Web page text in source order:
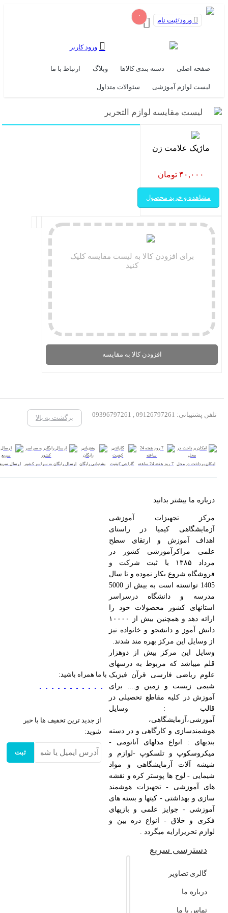
۰
ورود/ثبت نام
ورود کاربر
صفحه اصلی دسته بندی کالاها وبلاگ ارتباط با ما
لیست لوازم آموزشی سئوالات متداول
لیست مقایسه لوازم التحریر
ماژیک علامت زن
۴۰,۰۰۰ تومان
مشاهده و خرید محصول
برای افزودن کالا به لیست مقایسه کلیک
کنید
افزودن کالا به مقایسه
تلفن پشتیبانی: 09126797261 , 09396797261 برگشت به بالا
امکان پرداخت در محل 7 روز هفته 24 ساعته گارانتی کیفیت پشتیبانی رایگان ارسال رایگان به سراسر کشور ارسال سریع
درباره ما بیشتر بدانید
مرکز تجهیزات آموزشی
آزمایشگاهی کیمیا در راستای
اهداف آموزش و ارتقای سطح
علمی مراکزآموزشی کشور در
مرداد ۱۳۸۵ با ثبت شرکت و
فروشگاه شروع بکار نموده و تا سال
1405 توانسته است به بیش از 5000
مدرسه و دانشگاه درسراسر
استانهای کشور محصولات خود را
ارائه دهد و همچنین بیش از ۱۰۰۰۰
دانش آموز و دانشجو و خانواده نیز
از وسایل این مرکز بهره مند شدند.
وسایل این مرکز بیش از دوهزار
قلم میباشد که مربوط به درسهای
علوم ریاضی فارسی قرآن فیزیک
شیمی زیست و زمین و.... برای
آموزش در کلیه مقاطع تحصیلی در
قالب : وسایل
آموزشی،آزمایشگاهی،
هوشمندسازی و کارگاهی و در دسته
بندیهای : انواع مدلهای آناتومی -
میکروسکوپ و تلسکوپ -لوازم و
شیشه آلات آزمایشگاهی و مواد
شیمایی - لوح ها پوستر کره و نقشه
های آموزشی - تجهیزات هوشمند
سازی و بهداشتی - کیتها و بسته های
آموزشی - جوایز علمی و بازیهای
فکری و خلاق - انواع ذره بین و
لوازم تحریرارایه میگردد .
دسترسی سریع
گالری تصاویر
درباره ما
تماس با ما
با ما همراه باشید:
از جدید ترین تخفیف ها با خبر
شوید:
ثبت